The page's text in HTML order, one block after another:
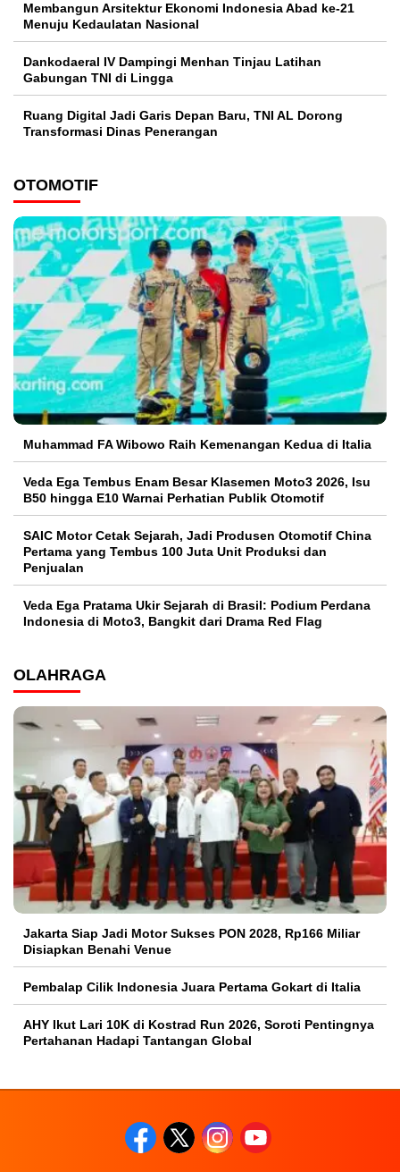
Membangun Arsitektur Ekonomi Indonesia Abad ke-21
Menuju Kedaulatan Nasional
Dankodaeral IV Dampingi Menhan Tinjau Latihan
Gabungan TNI di Lingga
Ruang Digital Jadi Garis Depan Baru, TNI AL Dorong
Transformasi Dinas Penerangan
OTOMOTIF
Muhammad FA Wibowo Raih Kemenangan Kedua di Italia
Veda Ega Tembus Enam Besar Klasemen Moto3 2026, Isu
B50 hingga E10 Warnai Perhatian Publik Otomotif
SAIC Motor Cetak Sejarah, Jadi Produsen Otomotif China
Pertama yang Tembus 100 Juta Unit Produksi dan
Penjualan
Veda Ega Pratama Ukir Sejarah di Brasil: Podium Perdana
Indonesia di Moto3, Bangkit dari Drama Red Flag
OLAHRAGA
Jakarta Siap Jadi Motor Sukses PON 2028, Rp166 Miliar
Disiapkan Benahi Venue
Pembalap Cilik Indonesia Juara Pertama Gokart di Italia
AHY Ikut Lari 10K di Kostrad Run 2026, Soroti Pentingnya
Pertahanan Hadapi Tantangan Global